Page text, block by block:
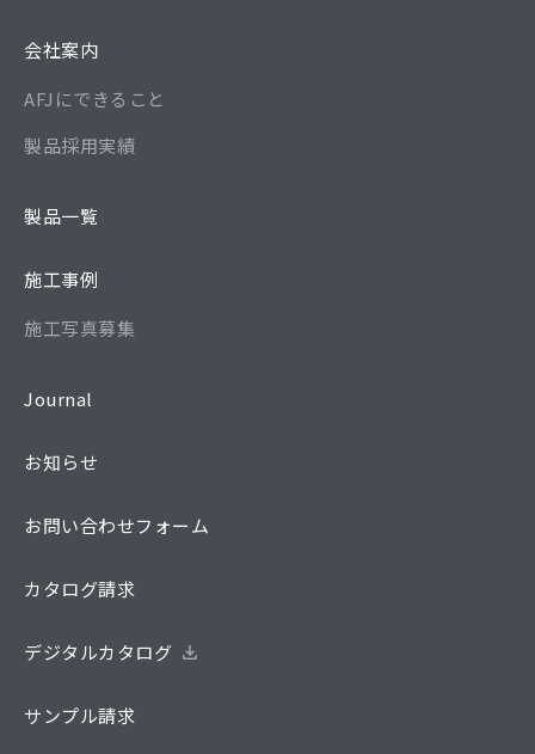
会社案内
AFJにできること
製品採用実績
製品一覧
施工事例
施工写真募集
Journal
お知らせ
お問い合わせフォーム
カタログ請求
デジタルカタログ
サンプル請求